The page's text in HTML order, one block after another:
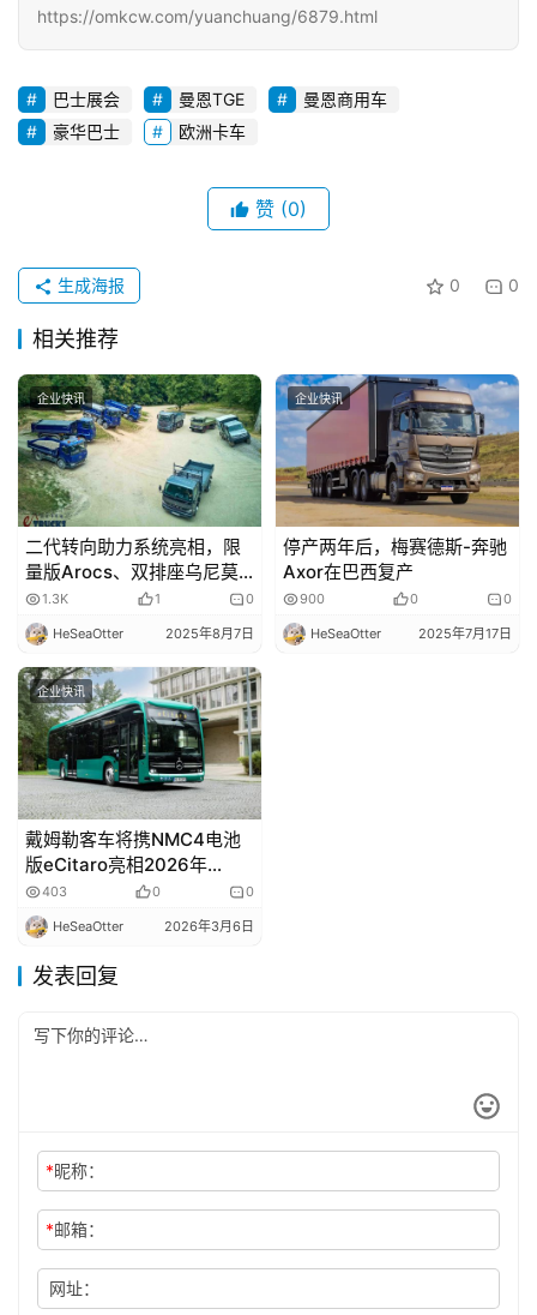
https://omkcw.com/yuanchuang/6879.html
巴士展会 曼恩TGE
曼恩商用车
豪华巴士
欧洲卡车
赞 (0)
0 0
生成海报
相关推荐
企业快讯
二代转向助力系统亮相，限
量版Arocs、双排座乌尼莫
克抢眼！带您看戴姆勒卡车
独家越野展示活动
1.3K 1 0
HeSeaOtter 2025年8月7日
企业快讯
停产两年后，梅赛德斯-奔驰
Axor在巴西复产
900 0 0
HeSeaOtter 2025年7月17日
企业快讯
戴姆勒客车将携NMC4电池
版eCitaro亮相2026年
mobility move 展会
403 0 0
HeSeaOtter 2026年3月6日
发表回复
*昵称：
*邮箱：
网址：